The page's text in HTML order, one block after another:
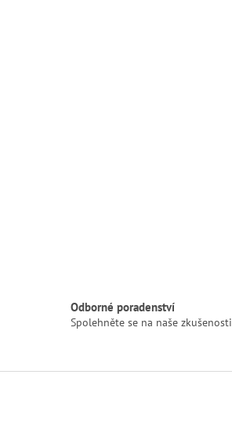
Odborné poradenství
Spolehněte se na naše zkušenosti